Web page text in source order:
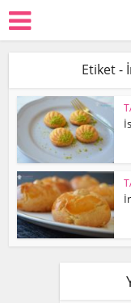
Etiket -